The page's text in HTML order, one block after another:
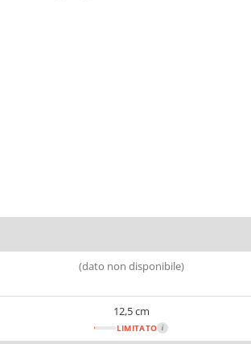
(dato non disponibile)
12,5 cm
LIMITATO i